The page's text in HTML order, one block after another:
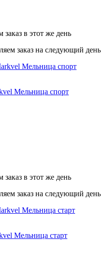
заказ в этот же день
заказ на следующий день
Мельница спорт
заказ в этот же день
заказ на следующий день
Мельница старт